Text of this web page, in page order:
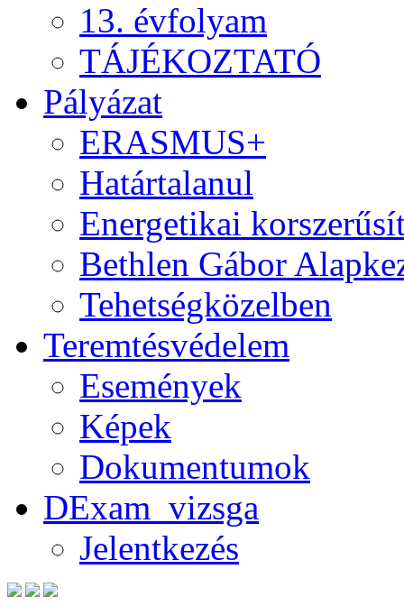
13. évfolyam
TÁJÉKOZTATÓ
Pályázat
ERASMUS+
Határtalanul
Energetikai
Bethlen Gábor
Tehetségközelben
Teremtésvédelem
Események
Képek
Dokumentumok
DExam_vizsga
Jelentkezés